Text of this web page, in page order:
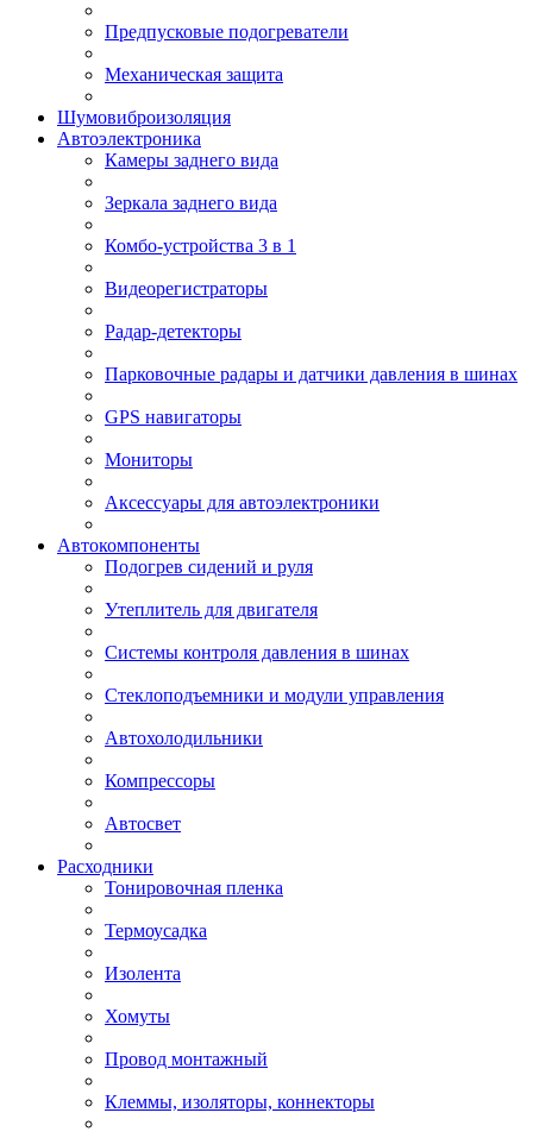
Предпусковые подогреватели
Механическая защита
Шумовиброизоляция
Автоэлектроника
Камеры заднего вида
Зеркала заднего вида
Комбо-устройства 3 в 1
Видеорегистраторы
Радар-детекторы
Парковочные радары и датчики давления в шинах
GPS навигаторы
Мониторы
Аксессуары для автоэлектроники
Автокомпоненты
Подогрев сидений и руля
Утеплитель для двигателя
Системы контроля давления в шинах
Стеклоподъемники и модули управления
Автохолодильники
Компрессоры
Автосвет
Расходники
Тонировочная пленка
Термоусадка
Изолента
Хомуты
Провод монтажный
Клеммы, изоляторы, коннекторы